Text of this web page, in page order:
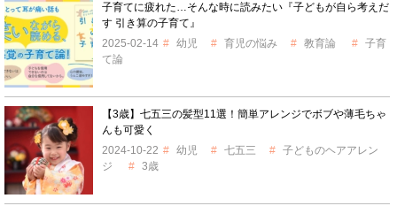
子育てに疲れた…そんな時に読みたい『子どもが自ら考えだ
す 引き算の子育て』
2025-02-14
幼児 育児の悩み 教育論
子育
て論
【3歳】七五三の髪型11選！簡単アレンジでボブや薄毛ちゃ
んも可愛く
2024-10-22
幼児 七五三
子どものヘアアレン
ジ
3歳